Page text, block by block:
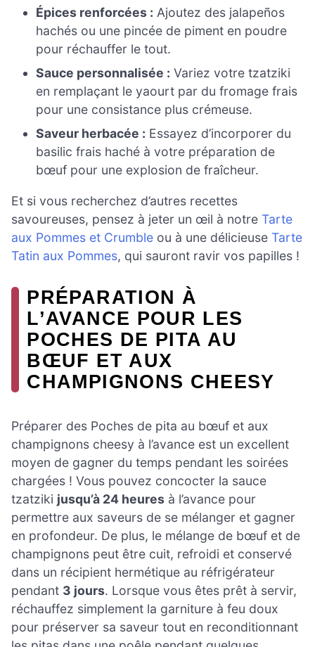
Épices renforcées : Ajoutez des jalapeños
hachés ou une pincée de piment en poudre
pour réchauffer le tout.
Sauce personnalisée : Variez votre tzatziki
en remplaçant le yaourt par du fromage frais
pour une consistance plus crémeuse.
Saveur herbacée : Essayez d’incorporer du
basilic frais haché à votre préparation de
bœuf pour une explosion de fraîcheur.
Et si vous recherchez d’autres recettes
savoureuses, pensez à jeter un œil à notre Tarte
aux Pommes et Crumble ou à une délicieuse Tarte
Tatin aux Pommes, qui sauront ravir vos papilles !
PRÉPARATION À
L’AVANCE POUR LES
POCHES DE PITA AU
BŒUF ET AUX
CHAMPIGNONS CHEESY
Préparer des Poches de pita au bœuf et aux
champignons cheesy à l’avance est un excellent
moyen de gagner du temps pendant les soirées
chargées ! Vous pouvez concocter la sauce
tzatziki jusqu’à 24 heures à l’avance pour
permettre aux saveurs de se mélanger et gagner
en profondeur. De plus, le mélange de bœuf et de
champignons peut être cuit, refroidi et conservé
dans un récipient hermétique au réfrigérateur
pendant 3 jours. Lorsque vous êtes prêt à servir,
réchauffez simplement la garniture à feu doux
pour préserver sa saveur tout en reconditionnant